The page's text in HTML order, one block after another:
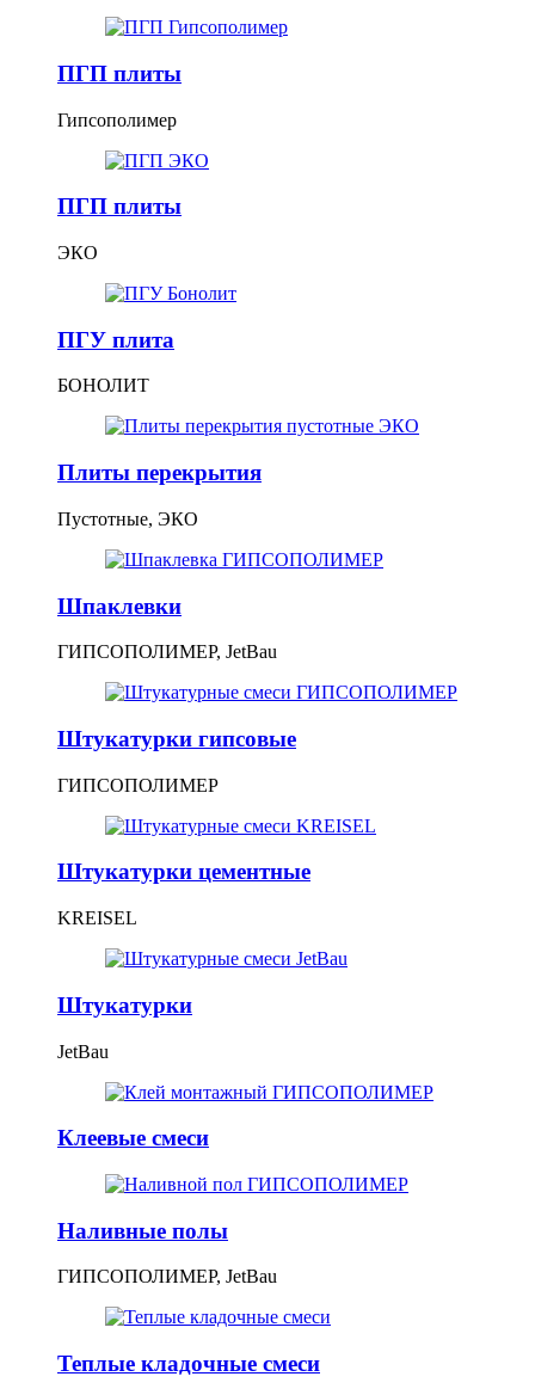
ПГП плиты
Гипсополимер
ПГП плиты
ЭКО
ПГУ плита
БОНОЛИТ
Плиты перекрытия
Пустотные, ЭКО
Шпаклевки
ГИПСОПОЛИМЕР, JetBau
Штукатурки гипсовые
ГИПСОПОЛИМЕР
Штукатурки цементные
KREISEL
Штукатурки
JetBau
Клеевые смеси
Наливные полы
ГИПСОПОЛИМЕР, JetBau
Теплые кладочные смеси